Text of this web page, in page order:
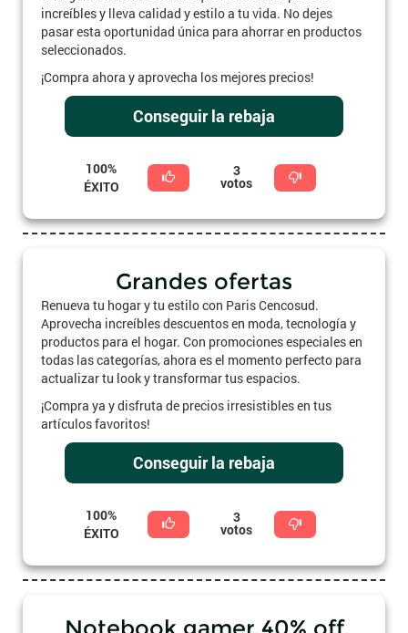
increíbles y lleva calidad y estilo a tu vida. No dejes
pasar esta oportunidad única para ahorrar en productos
seleccionados.
¡Compra ahora y aprovecha los mejores precios!
Conseguir la rebaja
100%
ÉXITO
3
votos
Grandes ofertas
Renueva tu hogar y tu estilo con Paris Cencosud.
Aprovecha increíbles descuentos en moda, tecnología y
productos para el hogar. Con promociones especiales en
todas las categorías, ahora es el momento perfecto para
actualizar tu look y transformar tus espacios.
¡Compra ya y disfruta de precios irresistibles en tus
artículos favoritos!
Conseguir la rebaja
100%
ÉXITO
3
votos